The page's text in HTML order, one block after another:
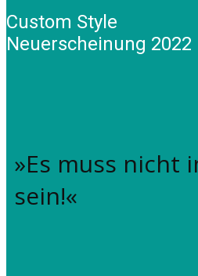
Custom Style
Neuerscheinung 2022
»Es muss nicht
sein!«